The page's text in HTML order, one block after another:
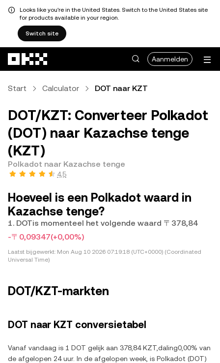
Looks like you're in the United States. Switch to the United States site
for products available in your region.
Switch site
Aanmelden
Start Calculator DOT naar KZT
DOT/KZT: Converteer Polkadot
(DOT) naar Kazachse tenge
(KZT)
Polkadot naar Kazachse tenge
4,5
Hoeveel is een Polkadot waard in
Kazachse tenge?
1. DOTis momenteel het volgende waard 〒378,84
-〒0,09347(+0,00%)
Laatst bijgewerkt: Mon Aug 10 2026 07:19:18 (UTC+0000) (Coordinated
Universal Time)
DOT/KZT-markten
DOT naar KZT conversietabel
Vanaf vandaag is 1 DOT gelijk aan 378,84 KZT,daling0,00% van
de afgelopen 24 uur. In de afgelopen week, is Polkadot (DOT)